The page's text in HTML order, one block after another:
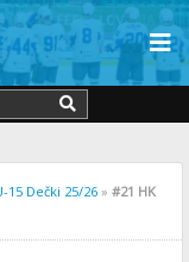
15 Dečki 25/26 » #21 HK